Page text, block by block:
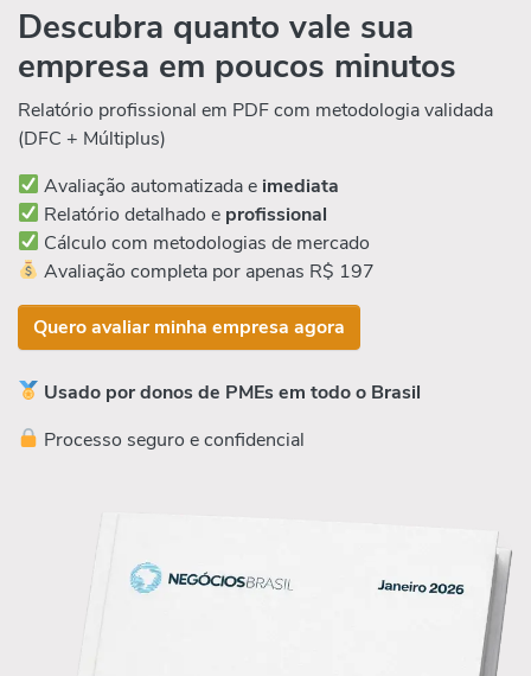
Descubra quanto vale sua
empresa em poucos minutos
Relatório profissional em PDF com metodologia validada
(DFC + Múltiplus)
Avaliação automatizada e imediata
Relatório detalhado e profissional
Cálculo com metodologias de mercado
Avaliação completa por apenas R$ 197
Quero avaliar minha empresa agora
Usado por donos de PMEs em todo o Brasil
Processo seguro e confidencial